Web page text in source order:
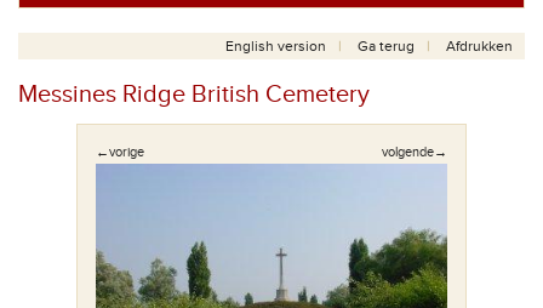
English version Ga terug Afdrukken
Messines Ridge British Cemetery
←vorige volgende→